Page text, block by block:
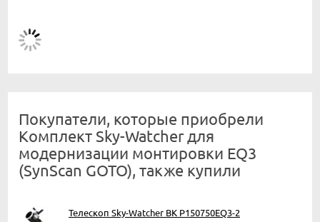
Покупатели, которые приобрели
Комплект Sky-Watcher для
модернизации монтировки EQ3
(SynScan GOTO), также купили
Телескоп Sky-Watcher BK P150750EQ3-2